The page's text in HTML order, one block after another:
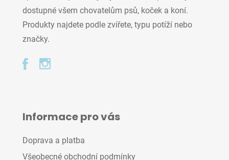
dostupné všem chovatelům psů, koček a koní.
Produkty najdete podle zvířete, typu potíží nebo
značky.
Informace pro vás
Doprava a platba
Všeobecné obchodní podmínky